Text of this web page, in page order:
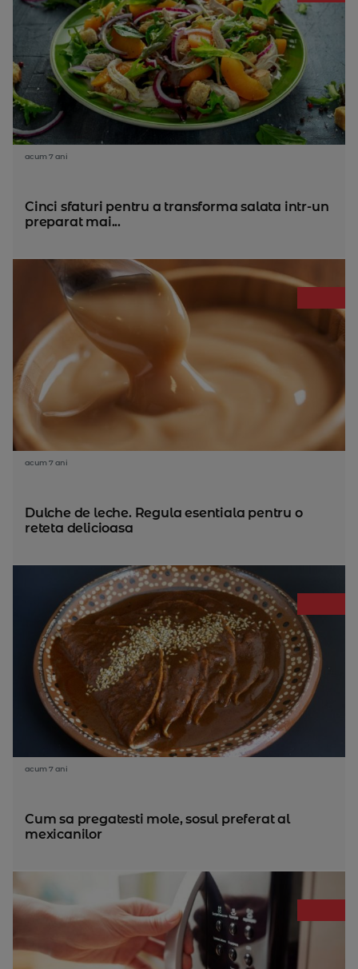
acum 7 ani
Cinci sfaturi pentru a transforma salata intr-un
preparat mai...
acum 7 ani
Dulche de leche. Regula esentiala pentru o
reteta delicioasa
acum 7 ani
Cum sa pregatesti mole, sosul preferat al
mexicanilor